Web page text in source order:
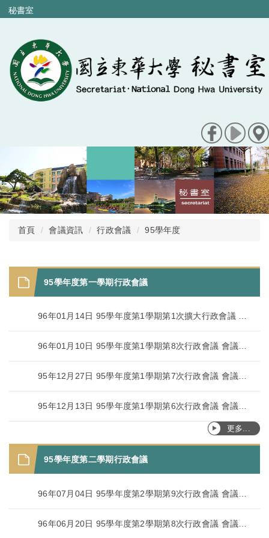
跳
到
內
容
區
秘書室
首頁 會議資訊 行政會議 95學年度
95學年度第一學期行政會議
96年01月14日 95學年度第1學期第1次擴大行政會議 會議記錄
96年01月10日 95學年度第1學期第8次行政會議 會議記錄
95年12月27日 95學年度第1學期第7次行政會議 會議記錄
95年12月13日 95學年度第1學期第6次行政會議 會議記錄
更多...
95學年度第二學期行政會議